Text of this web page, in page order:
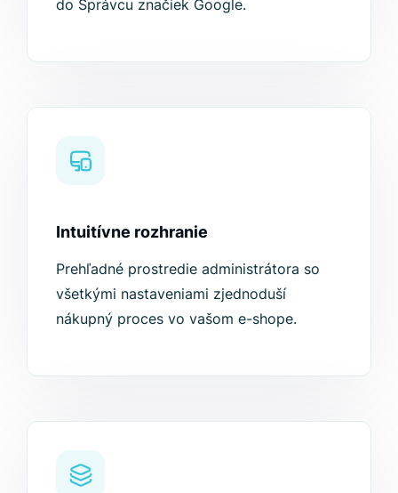
do Správcu značiek Google.
Intuitívne rozhranie
Prehľadné prostredie administrátora so
všetkými nastaveniami zjednoduší
nákupný proces vo vašom e-shope.